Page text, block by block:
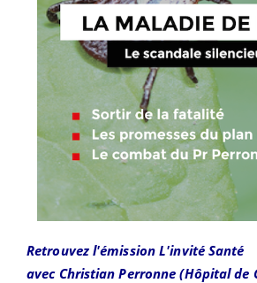
Retrouvez l'émission L'invité Santé
avec Christian Perronne (Hôpital de